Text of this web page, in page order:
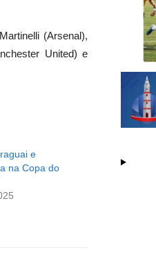
(Arsenal),
United) e
e
na Copa do